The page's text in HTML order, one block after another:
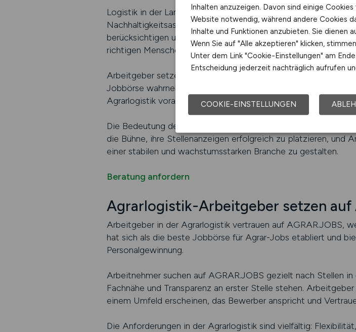
Logistik in der Landwirtschaft ist mehr als der reine
Nachhaltigkeitsaspekte und modernste IT-Lösungen.
berücksichtigen und professionell umsetzen. AGRAR.JOBS
richtigen Menschen zusammenbringt.
Arbeitgeber setzen auf AGRAR.JOBS, weil sie wissen, dass
Jobbörse wahrnehmen. Arbeitnehmer nutzen die Reichweite
Agrarlogistik voranzubringen.
Die Bedeutung der Agrarlogistik wird in den kommenden
die Bühne, ihre Stellenanzeigen erfolgreich zu platzieren, und
einer stabilen und wachstumsstarken Branche zu gestalten.
Beratung anfordern
Agrarlogistik-Arbeitgeber setzen auf
Arbeitgeber in der Agrarlogistik vertrauen auf AGRAR.JOBS,
hat sich als die beste Jobbörse für Agrar-Jobs etabliert und
Personalgewinnung.
Arbeitnehmer suchen auf AGRAR.JOBS gezielt nach Stellen
Fachnähe und Transparenz an erster Stelle stehen.
einem Umfeld erscheinen, das Bewerber anspricht und
Die Anforderungen in der Agrarlogistik sind vielfältig:
Inhalten anzuzeigen. Davon sind einige
Website notwendig, während andere Cookies
Inhalte und Funktionen anzubieten. Sie dienen
Wenn Sie auf "Alle akzeptieren" klicken,
Unter dem Link "Cookie-Einstellungen" am
Entscheidung jederzeit nachträglich aufrufen
COOKIE-EINSTELLUNGEN